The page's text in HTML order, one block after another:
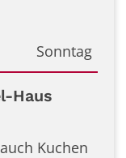
Sonntag
Haus
Kuchen